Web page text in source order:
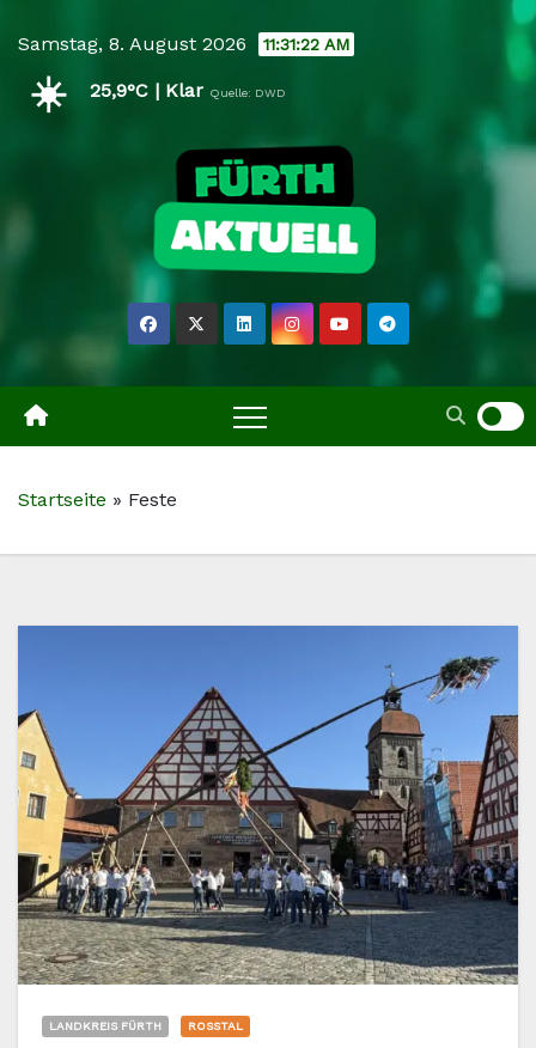
content
Samstag, 8. August 2026 11:31:23 AM
☀️ 25,9°C | Klar Quelle: DWD
Startseite » Feste
LANDKREIS FÜRTH ROSSTAL